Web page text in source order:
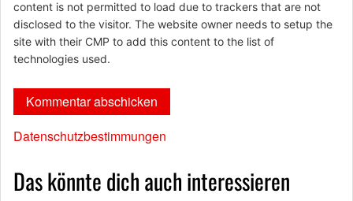
content is not permitted to load due to trackers that are not
disclosed to the visitor. The website owner needs to setup the
site with their CMP to add this content to the list of
technologies used.
Datenschutzbestimmungen
Das könnte dich auch interessieren